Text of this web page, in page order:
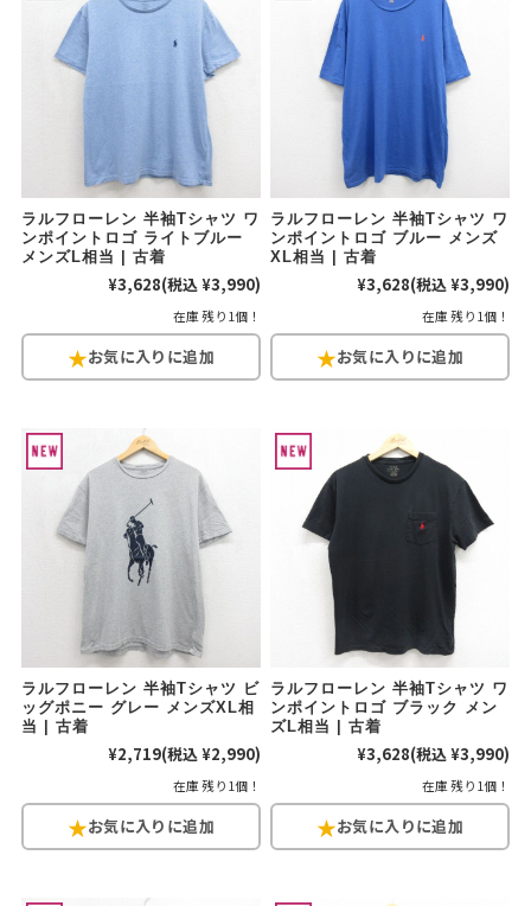
ラルフローレン 半袖Tシャツ ワ
ンポイントロゴ ライトブルー
メンズL相当 | 古着
¥3,628(税込 ¥3,990)
在庫 残り1個！
ラルフローレン 半袖Tシャツ ワ
ンポイントロゴ ブルー メンズ
XL相当 | 古着
¥3,628(税込 ¥3,990)
在庫 残り1個！
ラルフローレン 半袖Tシャツ ビ
ッグポニー グレー メンズXL相
当 | 古着
¥2,719(税込 ¥2,990)
在庫 残り1個！
ラルフローレン 半袖Tシャツ ワ
ンポイントロゴ ブラック メン
ズL相当 | 古着
¥3,628(税込 ¥3,990)
在庫 残り1個！